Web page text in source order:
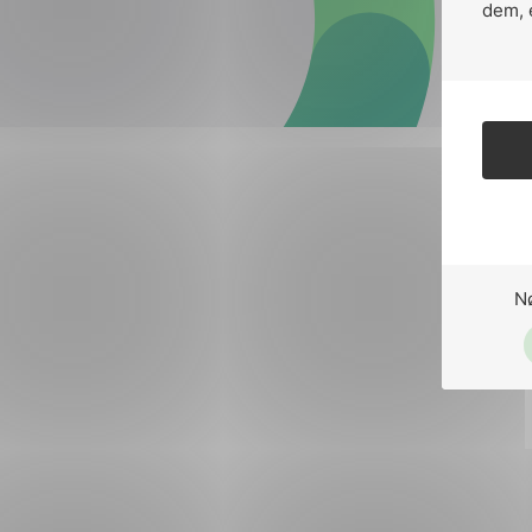
dem,
Forsvar og beredskap
Industri og automatisering
Lavspenning
Maritime elinstallasjoner